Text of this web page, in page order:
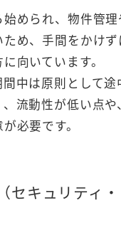
められ、物件管
め、手間をかけ
向いています。
中は原則として
流動性が低い点
必要です。
セキュリティ・